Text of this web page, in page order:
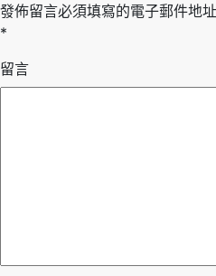
發佈留言必須填寫的電子郵件地
*
留言